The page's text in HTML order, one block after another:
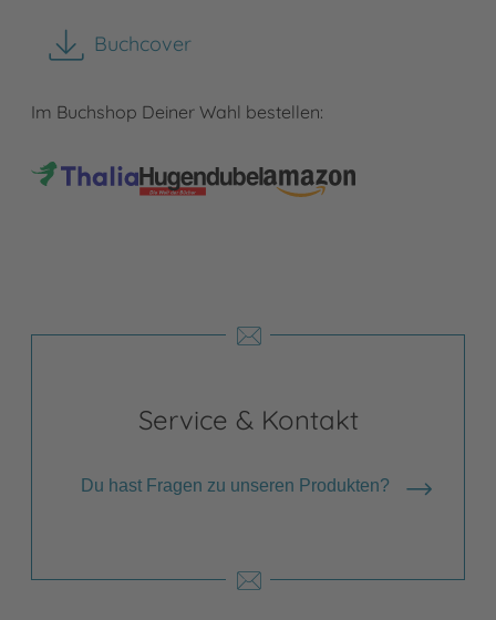
Buchcover
herunterladen
Im Buchshop Deiner Wahl bestellen:
Service & Kontakt
Du hast Fragen zu unseren Produkten?